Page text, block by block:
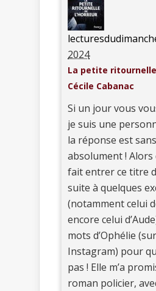
2024
La petite ritournelle
Cécile Cabanac
Si un jour vous
je suis une
la réponse est
absolument ! Alors
fait entrer ce titre
suite à quelques
(notamment celui
encore celui
mots d’Ophélie
Instagram) pour
pas ! Elle m’a
roman policier,